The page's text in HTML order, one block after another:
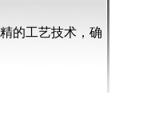
的工艺技术，确